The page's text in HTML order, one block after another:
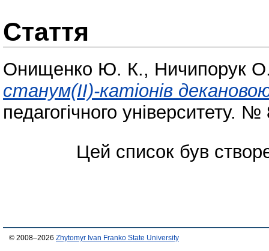
Стаття
Онищенко Ю. К., Ничипорук
станум(ІІ)-катіонів
педагогічного університету.
Цей список був
© 2008–2026 Zhytomyr Ivan Franko State University